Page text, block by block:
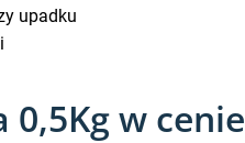
upadku
0,5Kg w